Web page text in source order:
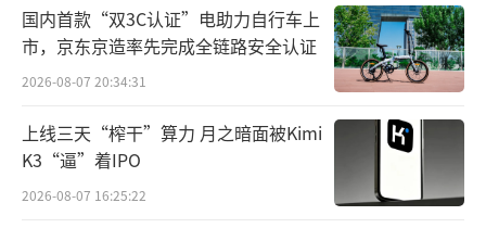
从财务数据来看，群策科技在2023年至20
25年经历了一轮"过山车"式的业绩波动。
溢利6.86亿元。2024财年，公司迎来业绩爆发
期，收入大幅增长30.95%至36.59亿元，年内
溢利同比增长34.62%至9.24亿元，双双创下报
国内首款“双3C认证”电助力自行车上
市，京东京造率先完成全链路安全认证
2026-08-07 20:34:31
上线三天“榨干”算力 月之暗面被Kimi
K3“逼”着IPO
2026-08-07 16:25:22